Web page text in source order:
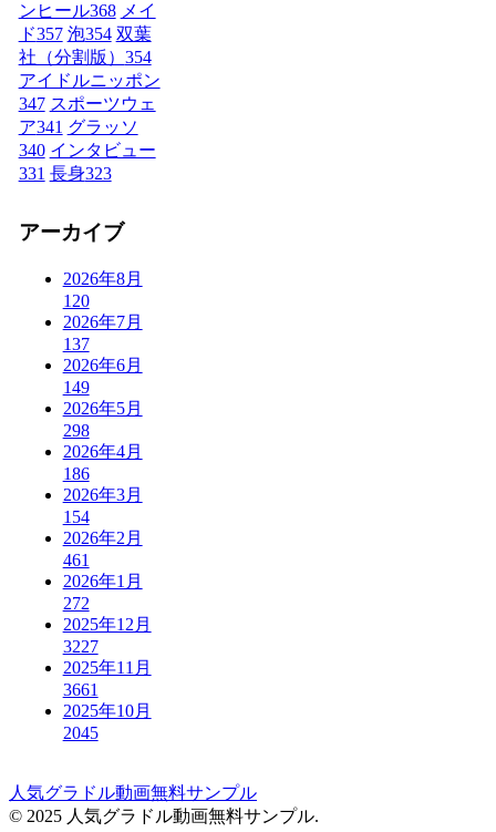
ンヒール368 メイ
ド357 泡354 双葉
社（分割版） 354
アイドルニッポン
347 スポーツウェ
ア341 グラッソ
340 インタビュー
331 長身323
アーカイブ
2026年8月
120
2026年7月
137
2026年6月
149
2026年5月
298
2026年4月
186
2026年3月
154
2026年2月
461
2026年1月
272
2025年12月
3227
2025年11月
3661
2025年10月
2045
人気グラドル動画無料サンプル
© 2025 人気グラドル動画無料サンプル.